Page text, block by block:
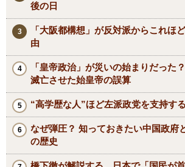
後の日
「大阪都構想」が反対派からこれほ
由
「皇帝政治」が災いの始まりだった
滅亡させた始皇帝の誤算
“高学歴な人”ほど左派政党を支持す
なぜ弾圧？ 知っておきたい中国政府
の歴史